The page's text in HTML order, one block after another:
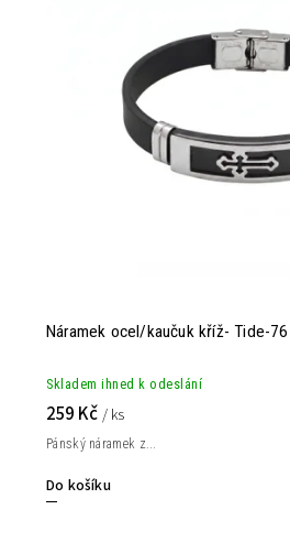
Náramek ocel/kaučuk kříž- Tide-76
Skladem ihned k odeslání
259 Kč / ks
Do košíku
Pánský náramek z...